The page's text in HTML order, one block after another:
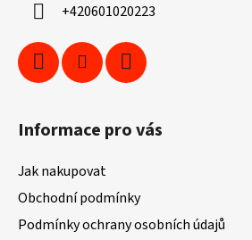
+420601020223
Informace pro vás
Jak nakupovat
Obchodní podmínky
Podmínky ochrany osobních údajů